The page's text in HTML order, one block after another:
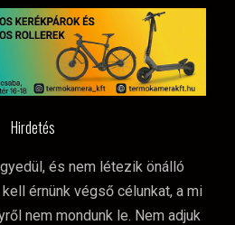
Hirdetés
és nem létezik önálló
érnünk végső célunkat, a mi
nem mondunk le. Nem adjuk